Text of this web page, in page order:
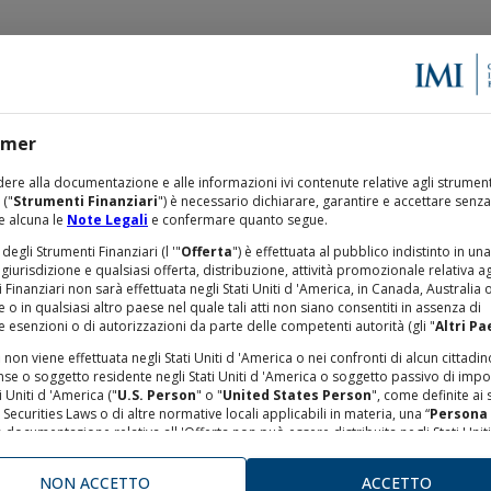
CASH COLLECT
LONG BARRIER
:BANCO BPM SPA
alla documentazione e alle informazioni ivi contenute relative agli
Strumenti Finanziari") è necessario dichiarare, garantire e accettare senza
alcuna le Note Legali e confermare quanto segue.
Strumenti Finanziari (l '"Offerta") è effettuata al pubblico indistinto in una
e qualsiasi offerta, distribuzione, attività promozionale relativa
Finanziari non sarà effettuata negli Stati Uniti d 'America, in Canada, Australia o
o in qualsiasi altro paese nel quale tali atti non siano consentiti in assenza di
esenzioni o di autorizzazioni da parte delle competenti autorità (gli "Altri
non viene effettuata negli Stati Uniti d 'America o nei confronti di alcun
o soggetto residente negli Stati Uniti d 'America o soggetto passivo di
Uniti d 'America ("U.S. Person" o "United States Person", come definite ai
Securities Laws o di altre normative locali applicabili in materia, una “Persona
documentazione relativa all 'Offerta non può essere distribuita negli Stati
NON ACCETTO ACCETTO